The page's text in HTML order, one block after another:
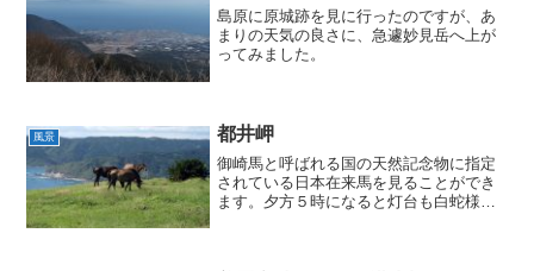
島原に原城跡を見に行ったのですが、あ
まりの天気の良さに、急遽妙見岳へ上が
ってみました。
風景 都井岬
御崎馬と呼ばれる国の天然記念物に指定
されている日本在来馬を見ることができ
ます。夕方５時になると灯台も白蛇様も